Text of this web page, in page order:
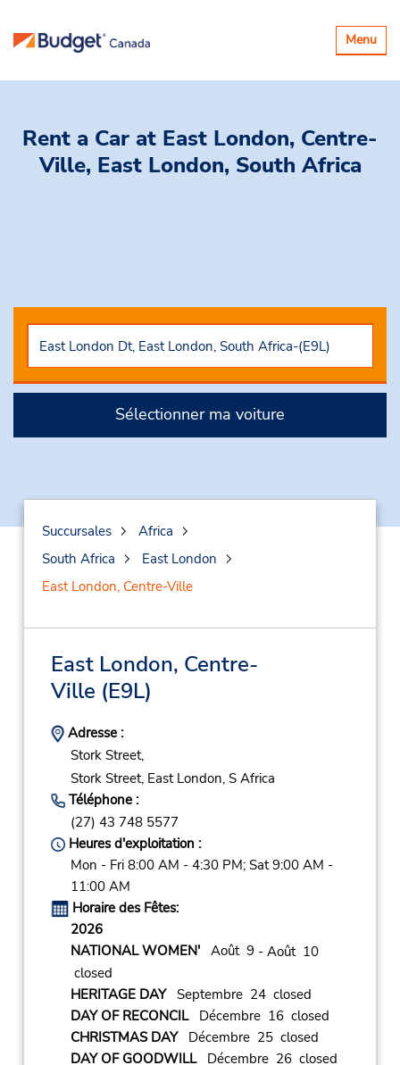
Basculer
la
Menu
Rent a Car at East London, Centre-
Ville, East London, South Africa
Sélectionner ma voiture
Succursales
Africa
South Africa
East London
East London, Centre-Ville
East London, Centre-
Ville (E9L)
Adresse :
Stork Street,
Stork Street, East London, S Africa
Téléphone :
(27) 43 748 5577
Heures d'exploitation :
Mon - Fri 8:00 AM - 4:30 PM; Sat 9:00 AM -
11:00 AM
Horaire des Fêtes:
2026
NATIONAL WOMEN'Août 9 - Août 10
closed
HERITAGE DAYSeptembre 24 closed
DAY OF RECONCILDécembre 16 closed
CHRISTMAS DAYDécembre 25 closed
DAY OF GOODWILLDécembre 26 closed